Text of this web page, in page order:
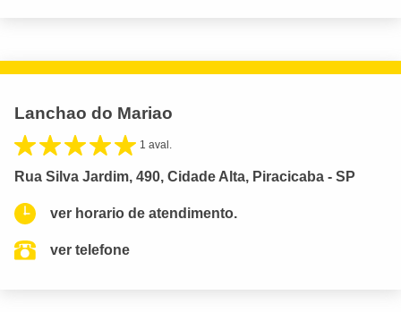
Lanchao do Mariao
1 aval.
Rua Silva Jardim, 490, Cidade Alta, Piracicaba - SP
ver horario de atendimento.
ver telefone